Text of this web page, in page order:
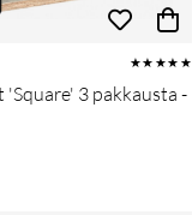
★★★★★
'Square' 3 pakkausta -
hinta